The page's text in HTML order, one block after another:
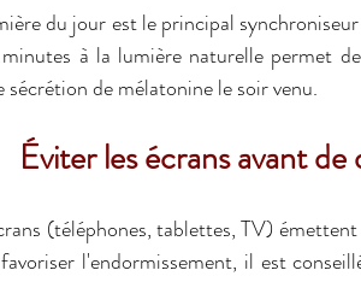
du jour est le principal
à la lumière naturelle permet de
sécrétion de mélatonine le soir venu.
Éviter les écrans avant
(téléphones, tablettes, TV)
l'endormissement, il est